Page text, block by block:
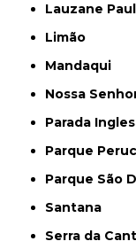
Lauzane
Limão
Mandaqui
Nossa
Parada
Parque
Parque São
Santana
Serra da